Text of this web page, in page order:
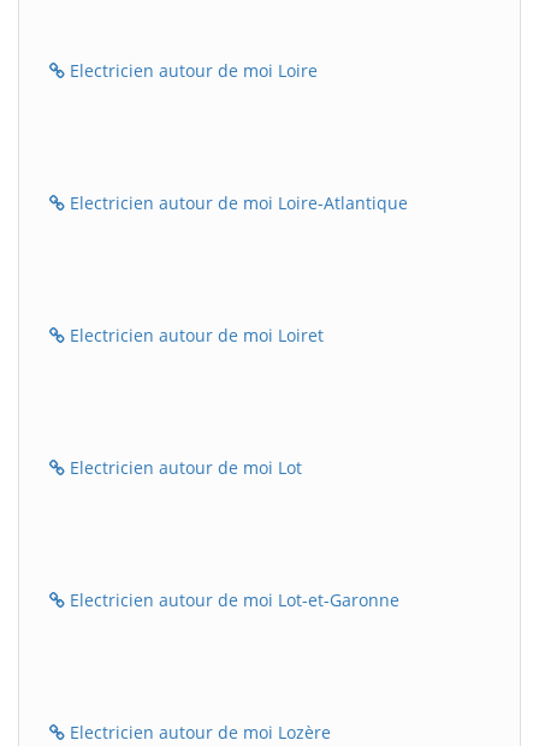
Electricien autour de moi Loire
Electricien autour de moi Loire-Atlantique
Electricien autour de moi Loiret
Electricien autour de moi Lot
Electricien autour de moi Lot-et-Garonne
Electricien autour de moi Lozère